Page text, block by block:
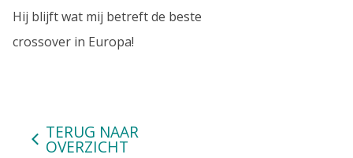
Hij blijft wat mij betreft de beste
crossover in Europa!
TERUG NAAR
OVERZICHT